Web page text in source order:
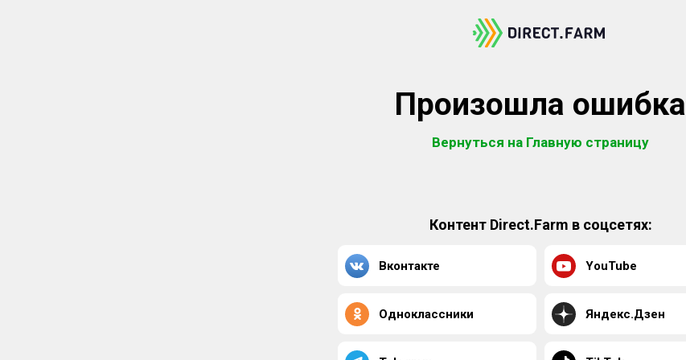
Произошла ошибка
Вернуться на Главную страницу
Контент Direct.Farm в соцсетях:
Вконтакте YouTube
Одноклассники Яндекс.Дзен